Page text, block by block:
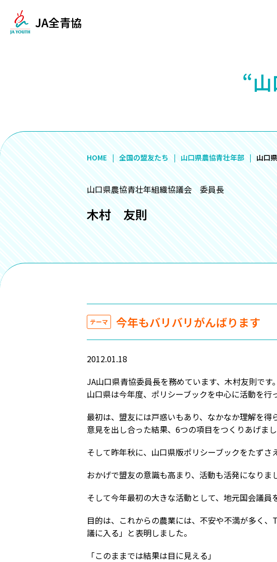
JA全青協
“
HOME 全国の盟友たち 山口県農協青壮年部 山口
山口県農協青壮年組織協議会 委員長
木村 友則
テーマ 今年もバリバリがんばります
2012.01.18
JA山口県青協委員長を務めています、木村友則です。
山口県は今年度、ポリシーブックを中心に活動を行
最初は、盟友には戸惑いもあり、なかなか理解を得
意見を出し合った結果、6つの項目をつくりあげまし
そして昨年秋に、山口県版ポリシーブックをたずさ
おかげで盟友の意識も高まり、活動も活発になりま
そして今年最初の大きな活動として、地元国会議員
目的は、これからの農業には、不安や不満が多く
議に入る」と表明しました。
「このままでは結果は目に見える」